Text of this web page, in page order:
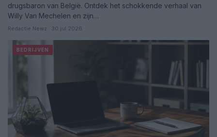
drugsbaron van België. Ontdek het schokkende verhaal van
Willy Van Mechelen en zijn…
Redactie Newz · 30 jul 2026
BEDRIJVEN